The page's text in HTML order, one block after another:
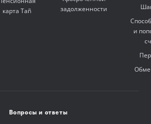
карта Tañ
задолженности
и
Вопросы и ответы